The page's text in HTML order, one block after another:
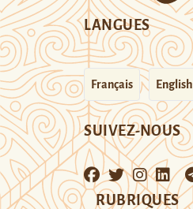
LANGUES
Français English
SUIVEZ-NOUS
RUBRIQUES